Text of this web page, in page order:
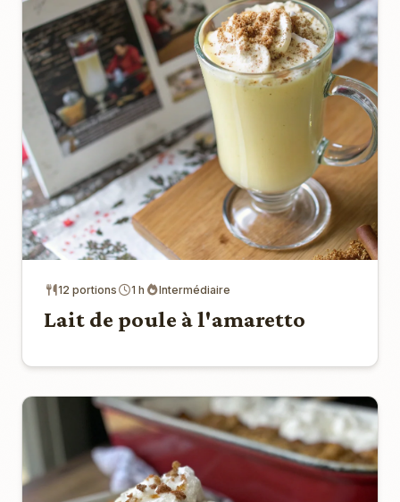
12 portions 1 h Intermédiaire
Lait de poule à l'amaretto